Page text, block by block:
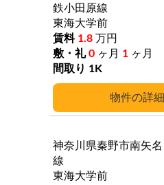
詳細
鉄小田原線
東海大学前
1.8 万円
0 ヶ月 1 ヶ月
1K
神奈川県秦野市南矢名
線
東海大学前